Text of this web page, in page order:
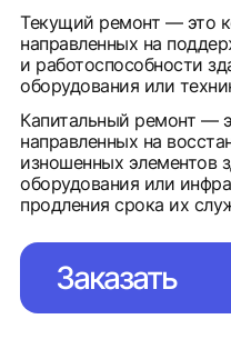
Текущий ремонт — это
направленных на
и работоспособности
оборудования или
Капитальный ремонт —
направленных на
изношенных элементов
оборудования или
продления срока их
Заказать